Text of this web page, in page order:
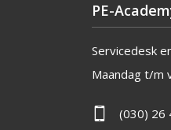
PE-
Servicedesk
Maandag t/m
(030) 26